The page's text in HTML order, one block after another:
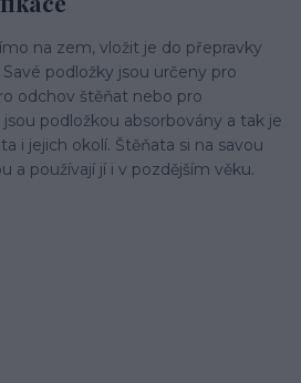
na zem, vložit je do přepravky
podložky jsou určeny pro
odchov štěňat nebo pro
podložkou absorbovány a tak je
i jejich okolí. Štěňata si na savou
a používají jí i v pozdějším věku.